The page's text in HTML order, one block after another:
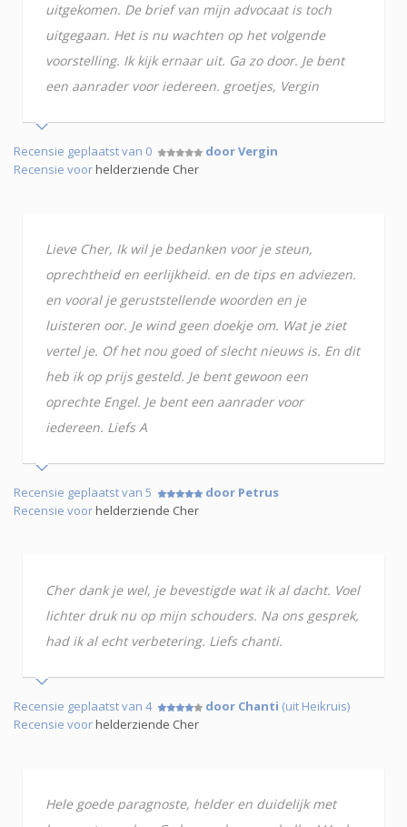
uitgekomen. De brief van mijn advocaat is toch
uitgegaan. Het is nu wachten op het volgende
voorstelling. Ik kijk ernaar uit. Ga zo door. Je bent
een aanrader voor iedereen. groetjes, Vergin
Recensie geplaatst van 0
door Vergin
Recensie voorhelderziende Cher
Lieve Cher, Ik wil je bedanken voor je steun,
oprechtheid en eerlijkheid. en de tips en adviezen.
en vooral je geruststellende woorden en je
luisteren oor. Je wind geen doekje om. Wat je ziet
vertel je. Of het nou goed of slecht nieuws is. En dit
heb ik op prijs gesteld. Je bent gewoon een
oprechte Engel. Je bent een aanrader voor
iedereen. Liefs A
Recensie geplaatst van 5
door Petrus
Recensie voorhelderziende Cher
Cher dank je wel, je bevestigde wat ik al dacht. Voel
lichter druk nu op mijn schouders. Na ons gesprek,
had ik al echt verbetering. Liefs chanti.
Recensie geplaatst van 4 door Chanti (uit Heikruis)
Recensie voorhelderziende Cher
Hele goede paragnoste, helder en duidelijk met